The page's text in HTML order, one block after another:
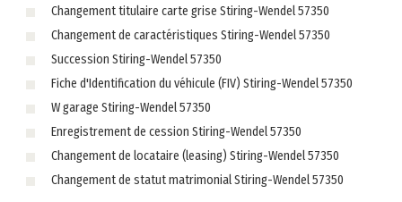
Changement titulaire carte grise Stiring-Wendel 57350
Changement de caractéristiques Stiring-Wendel 57350
Succession Stiring-Wendel 57350
Fiche d'Identification du véhicule (FIV) Stiring-Wendel 57350
W garage Stiring-Wendel 57350
Enregistrement de cession Stiring-Wendel 57350
Changement de locataire (leasing) Stiring-Wendel 57350
Changement de statut matrimonial Stiring-Wendel 57350